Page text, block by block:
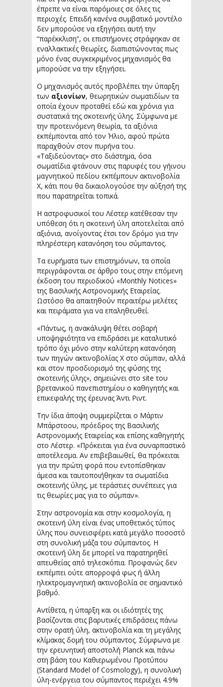
έπρεπε να είναι παρόμοιες σε όλες τις
περιοχές. Επειδή κανένα συμβατικό μοντέλο
δεν μπορούσε να εξηγήσει αυτή την
“παρέκκλιση”, οι επιστήμονες στράφηκαν σε
εναλλακτικές θεωρίες, διαπιστώνοντας πως
μόνο ένας συγκεκριμένος μηχανισμός θα
μπορούσε να την εξηγήσει.
Ο μηχανισμός αυτός προβλέπει την ύπαρξη
των αξιονίων, θεωρητικών σωματιδίων τα
οποία έχουν προταθεί εδώ και χρόνια για
συστατικά της σκοτεινής ύλης. Σύμφωνα με
την προτεινόμενη θεωρία, τα αξιόνια
εκπέμπονται από τον Ήλιο, αφού πρώτα
παραχθούν στον πυρήνα του.
«Ταξιδεύοντας» στο διάστημα, όσα
σωματίδια φτάνουν στις παρυφές του γήινου
μαγνητικού πεδίου εκπέμπουν ακτινοβολία
Χ, κάτι που θα δικαιολογούσε την αύξησή της
που παρατηρείται τοπικά.
Η αστροφυσικοί του Λέστερ κατέθεσαν την
υπόθεση ότι η σκοτεινή ύλη αποτελείται από
αξιόνια, ανοίγοντας έτσι τον δρόμο για την
πληρέστερη κατανόηση του σύμπαντος.
Τα ευρήματα των επιστημόνων, τα οποία
περιγράφονται σε άρθρο τους στην επόμενη
έκδοση του περιοδικού «Monthly Notices»
της Βασιλικής Αστρονομικής Εταιρείας.
Ωστόσο θα απαιτηθούν περαιτέρω μελέτες
και πειράματα για να επαληθευθεί.
«Πάντως, η ανακάλυψη θέτει σοβαρή
υποψηφιότητα να επιδράσει με καταλυτικό
τρόπο όχι μόνο στην καλύτερη κατανόηση
των πηγών ακτινοβολίας Χ στο σύμπαν, αλλά
και στον προσδιορισμό της φύσης της
σκοτεινής ύλης», σημειώνει στο site του
βρετανικού πανεπιστημίου ο καθηγητής και
επικεφαλής της έρευνας Άντι Ριντ.
Την ίδια άποψη συμμερίζεται ο Μάρτιν
Μπάρστοου, πρόεδρος της Βασιλικής
Αστρονομικής Εταιρείας και επίσης καθηγητής
στο Λέστερ. «Πρόκειται για ένα συναρπαστικό
αποτέλεσμα. Αν επιβεβαιωθεί, θα πρόκειται
για την πρώτη φορά που εντοπίσθηκαν
άμεσα και ταυτοποιήθηκαν τα σωματίδια
σκοτεινής ύλης, με τεράστιες συνέπειες για
τις θεωρίες μας για το σύμπαν».
Στην αστρονομία και στην κοσμολογία, η
σκοτεινή ύλη είναι ένας υποθετικός τύπος
ύλης που συνεισφέρει κατά μεγάλο ποσοστό
στη συνολική μάζα του σύμπαντος. Η
σκοτεινή ύλη δε μπορεί να παρατηρηθεί
απευθείας από τηλεσκόπια. Προφανώς δεν
εκπέμπει ούτε απορροφά φως ή άλλη
ηλεκτρομαγνητική ακτινοβολία σε σημαντικό
βαθμό.
Αντίθετα, η ύπαρξη και οι ιδιότητές της
βασίζονται στις βαρυτικές επιδράσεις πάνω
στην ορατή ύλη, ακτινοβολία και τη μεγάλης
κλίμακας δομή του σύμπαντος. Σύμφωνα με
την ερευνητική αποστολή Planck και πάνω
στη βάση του Καθιερωμένου Προτύπου
(Standard Model of Cosmology), η συνολική
ύλη-ενέργεια του σύμπαντος περιέχει 4.9%